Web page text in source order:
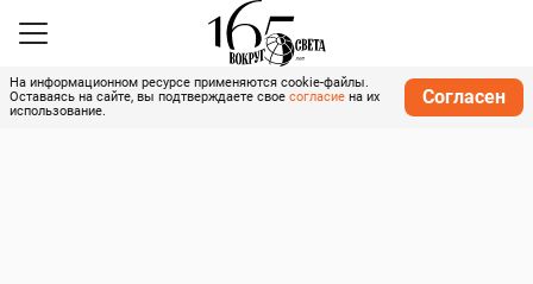
На информационном ресурсе применяются cookie-файлы.
Оставаясь на сайте, вы подтверждаете свое согласие на их
использование.
Согласен